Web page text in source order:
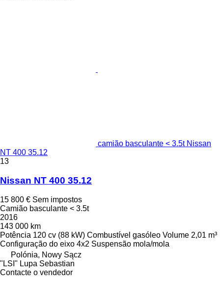
camião basculante < 3.5t Nissan
NT 400 35.12
13
Nissan NT 400 35.12
15 800 € Sem impostos
Camião basculante < 3.5t
2016
143 000 km
Potência 120 cv (88 kW) Combustível gasóleo Volume 2,01 m³
Configuração do eixo 4x2 Suspensão mola/mola
Polónia, Nowy Sącz
"LSI" Lupa Sebastian
Contacte o vendedor